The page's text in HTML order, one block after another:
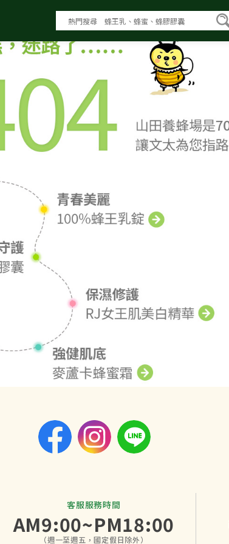
客服服務時間
AM9:00~PM18:00
（週一至週五，國定假日除外）